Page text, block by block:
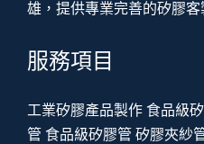
雄，提供專業完善的矽膠客
服務項目
工業矽膠產品製作 食品級
管 食品級矽膠管 矽膠夾紗